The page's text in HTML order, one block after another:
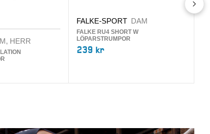
HERR
FALKE-SPORT DAM
FALKE RU4 SHORT W
LÖPARSTRUMPOR
239 kr